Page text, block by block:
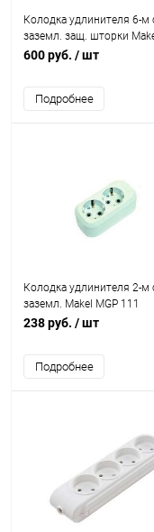
Колодка удлинителя 6-м
заземл. защ. шторки
N6210000
600 руб. / шт
Подробнее
Колодка удлинителя 2-м
заземл. Makel MGP 111
238 руб. / шт
Подробнее